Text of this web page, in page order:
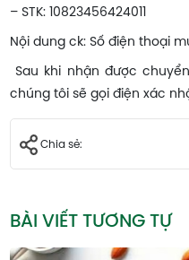
– STK: 10823456424011
Nội dung ck: Số điện thoại
Sau khi nhận được
chúng tôi sẽ gọi điện xác
Chia sẻ:
BÀI VIẾT TƯƠNG TỰ